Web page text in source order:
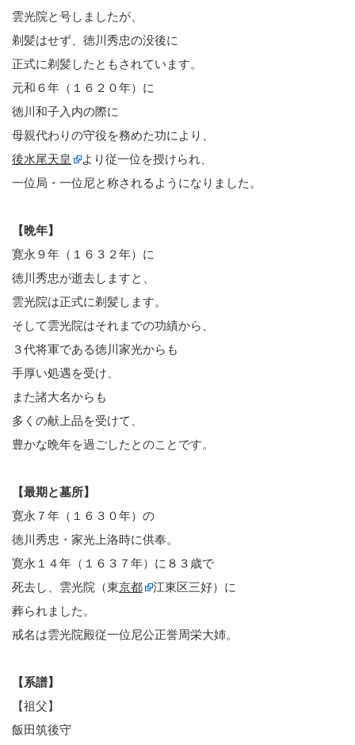
雲光院と号しましたが、
剃髪はせず、徳川秀忠の没後に
正式に剃髪したともされています。
元和６年（１６２０年）に
徳川和子入内の際に
母親代わりの守役を務めた功により、
後水尾天皇
より従一位を授けられ、
一位局・一位尼と称されるようになりました。
【晩年】
寛永９年（１６３２年）に
徳川秀忠が逝去しますと、
雲光院は正式に剃髪します。
そして雲光院はそれまでの功績から、
３代将軍である徳川家光からも
手厚い処遇を受け、
また諸大名からも
多くの献上品を受けて、
豊かな晩年を過ごしたとのことです。
【最期と墓所】
寛永７年（１６３０年）の
徳川秀忠・家光上洛時に供奉。
寛永１４年（１６３７年）に８３歳で
死去し、雲光院（東京都
江東区三好）に
葬られました。
戒名は雲光院殿従一位尼公正誉周栄大姉。
【系譜】
【祖父】
飯田筑後守